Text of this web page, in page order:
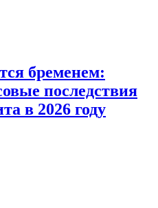
бременем:
последствия
в 2026 году